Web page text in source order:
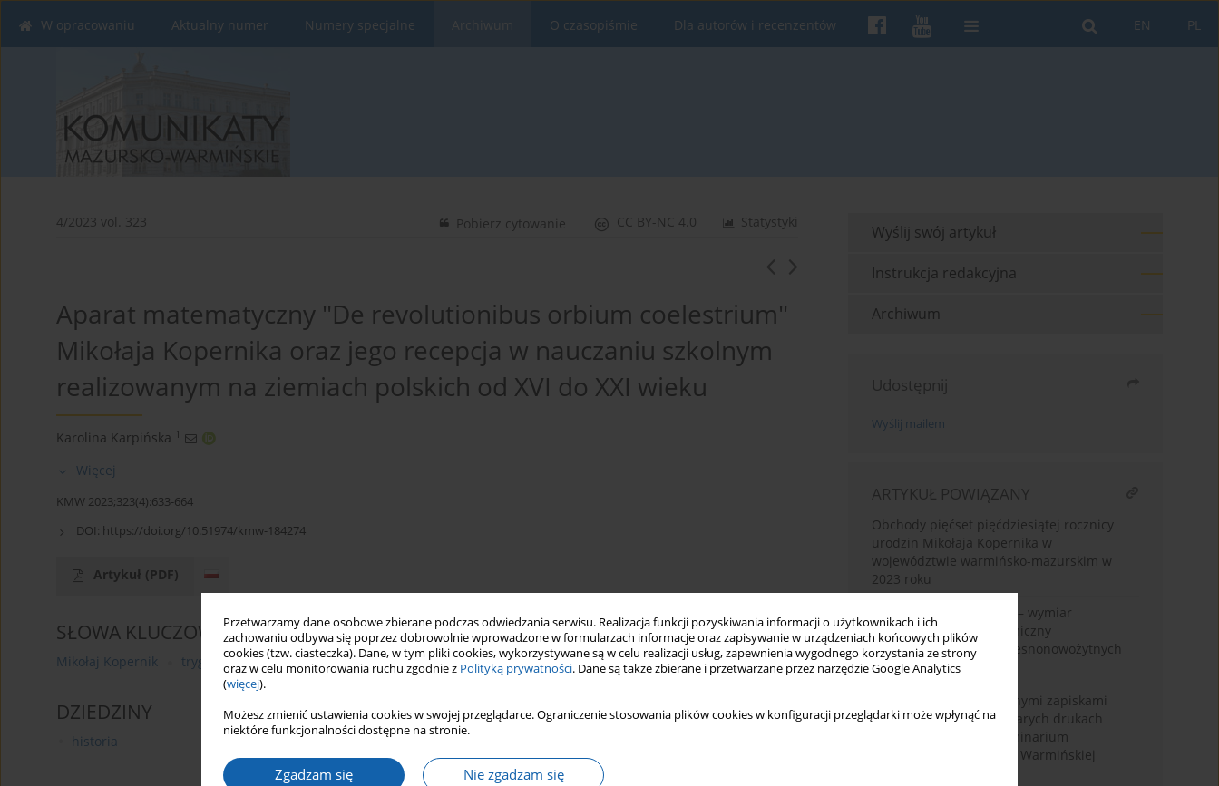
Przetwarzamy dane osobowe zbierane podczas odwiedzania serwisu. Realizacja funkcji pozyskiwania informacji o użytkownikach i ich
zachowaniu odbywa się poprzez dobrowolnie wprowadzone w formularzach informacje oraz zapisywanie w urządzeniach końcowych plików
cookies (tzw. ciasteczka). Dane, w tym pliki cookies, wykorzystywane są w celu realizacji usług, zapewnienia wygodnego korzystania ze strony
oraz w celu monitorowania ruchu zgodnie z Polityką prywatności. Dane są także zbierane i przetwarzane przez narzędzie Google Analytics
(więcej).
Możesz zmienić ustawienia cookies w swojej przeglądarce. Ograniczenie stosowania plików cookies w konfiguracji przeglądarki może wpłynąć na
niektóre funkcjonalności dostępne na stronie.
Zgadzam się Nie zgadzam się
PL
EN
W opracowaniu Aktualny numer Numery specjalne Archiwum O czasopiśmie Dla autorów i recenzentów
4/2023 vol. 323 Statystyki
CC BY-NC 4.0
Pobierz cytowanie
Aparat matematyczny "De revolutionibus orbium coelestrium"
Mikołaja Kopernika oraz jego recepcja w nauczaniu szkolnym
realizowanym na ziemiach polskich od XVI do XXI wieku
Karolina Karpińska 1
Więcej
KMW 2023;323(4):633-664
DOI: https://doi.org/10.51974/kmw-184274
Artykuł (PDF)
SŁOWA KLUCZOWE
Mikołaj Kopernik trygonometria historia matematyki historia nauczania matematyki De revolutionibus
DZIEDZINY
historia
Wyślij swój artykuł
Instrukcja redakcyjna
Archiwum
Udostępnij
Wyślij mailem
ARTYKUŁ POWIĄZANY
Obchody pięćset pięćdziesiątej rocznicy
urodzin Mikołaja Kopernika w
województwie warmińsko-mazurskim w
2023 roku
Znaczenie daty urodzin – wymiar
astrologiczny i astronomiczny
średniowiecznych i wczesnonowożytnych
horoskopów natalnych
Stan badań nad odręcznymi zapiskami
Mikołaja Kopernika w starych drukach
biblioteki Wyższego Seminarium
Duchownego Metropolii Warmińskiej